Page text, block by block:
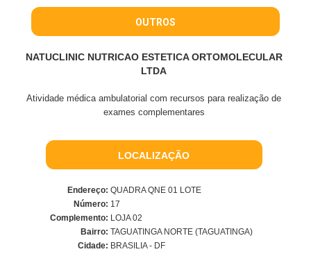
OUTROS
NATUCLINIC NUTRICAO ESTETICA ORTOMOLECULAR
LTDA
Atividade médica ambulatorial com recursos para realização de
exames complementares
LOCALIZAÇÃO
Endereço: QUADRA QNE 01 LOTE
Número: 17
Complemento: LOJA 02
Bairro: TAGUATINGA NORTE (TAGUATINGA)
Cidade: BRASILIA - DF